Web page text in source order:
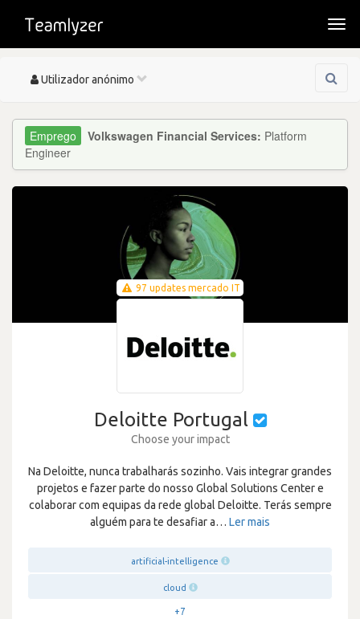
Toggle
Utilizador anónimo
Volkswagen Financial Services: Platform
Engineer
97 updates mercado IT
Deloitte Portugal
Choose your impact
Na Deloitte, nunca trabalharás sozinho. Vais integrar grandes
projetos e fazer parte do nosso Global Solutions Center e
colaborar com equipas da rede global Deloitte. Terás sempre
alguém para te desafiar a… Ler mais
artificial-intelligence
cloud
+7